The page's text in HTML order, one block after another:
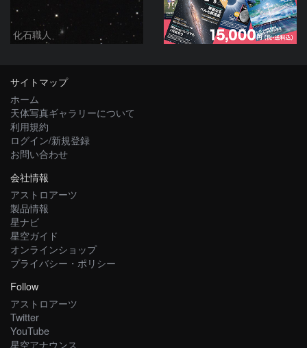
化石職人
サイトマップ
ホーム
天体写真ギャラリーについて
利用規約
ログイン/新規登録
お問い合わせ
会社情報
アストロアーツ
製品情報
星ナビ
星空ガイド
オンラインショップ
プライバシー・ポリシー
Follow
アストロアーツ
Twitter
YouTube
星空アナウンス